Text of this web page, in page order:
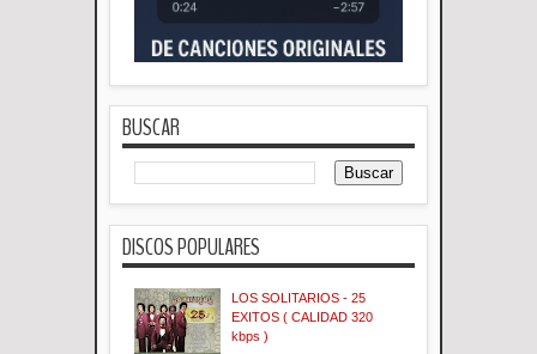
BUSCAR
DISCOS POPULARES
LOS SOLITARIOS - 25
EXITOS ( CALIDAD 320
kbps )